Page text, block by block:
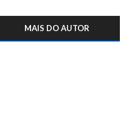
MAIS DO AUTOR